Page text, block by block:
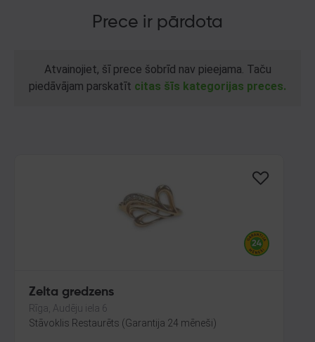
Prece ir pārdota
Atvainojiet, šī prece šobrīd nav pieejama. Taču
piedāvājam parskatīt citas šīs kategorijas preces.
Zelta gredzens
Rīga, Audēju iela 6
Stāvoklis Restaurēts (Garantija 24 mēneši)